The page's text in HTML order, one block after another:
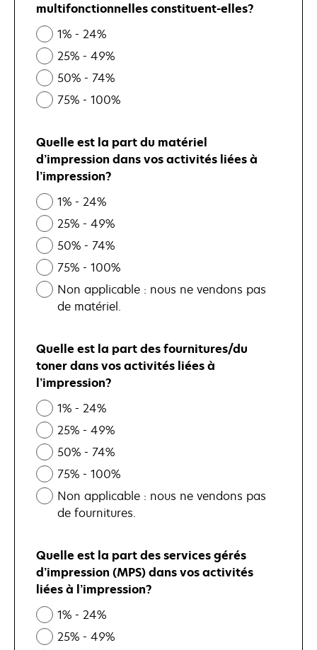
multifonctionnelles constituent-elles?
1% - 24%
25% - 49%
50% - 74%
75% - 100%
Quelle est la part du matériel
d’impression dans vos activités liées à
l’impression?
1% - 24%
25% - 49%
50% - 74%
75% - 100%
Non applicable : nous ne vendons pas
de matériel.
Quelle est la part des fournitures/du
toner dans vos activités liées à
l’impression?
1% - 24%
25% - 49%
50% - 74%
75% - 100%
Non applicable : nous ne vendons pas
de fournitures.
Quelle est la part des services gérés
d’impression (MPS) dans vos activités
liées à l’impression?
1% - 24%
25% - 49%